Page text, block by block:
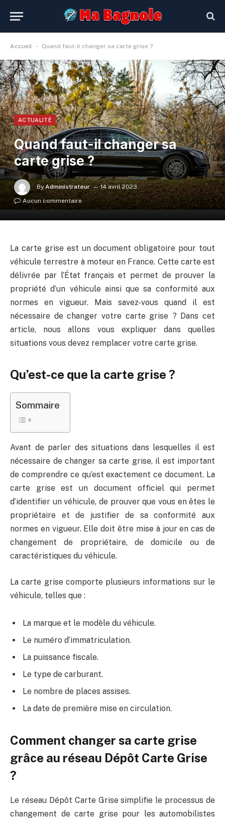
Accueil - Quand faut-il changer sa carte grise ?
ACTUALITÉ
Quand faut-il changer sa
carte grise ?
By Administrateur
14 avril 2023
Aucun commentaire
La carte grise est un document obligatoire pour tout
véhicule terrestre à moteur en France. Cette carte est
délivrée par l’État français et permet de prouver la
propriété d’un véhicule ainsi que sa conformité aux
normes en vigueur. Mais savez-vous quand il est
nécessaire de changer votre carte grise ? Dans cet
article, nous allons vous expliquer dans quelles
situations vous devez remplacer votre carte grise.
Qu’est-ce que la carte grise ?
Sommaire
Avant de parler des situations dans lesquelles il est
nécessaire de changer sa carte grise, il est important
de comprendre ce qu’est exactement ce document. La
carte grise est un document officiel qui permet
d’identifier un véhicule, de prouver que vous en êtes le
propriétaire et de justifier de sa conformité aux
normes en vigueur. Elle doit être mise à jour en cas de
changement de propriétaire, de domicile ou de
caractéristiques du véhicule.
La carte grise comporte plusieurs informations sur le
véhicule, telles que :
La marque et le modèle du véhicule.
Le numéro d’immatriculation.
La puissance fiscale.
Le type de carburant.
Le nombre de places assises.
La date de première mise en circulation.
Comment changer sa carte grise
grâce au réseau Dépôt Carte Grise
?
Le réseau Dépôt Carte Grise simplifie le processus de
changement de carte grise pour les automobilistes